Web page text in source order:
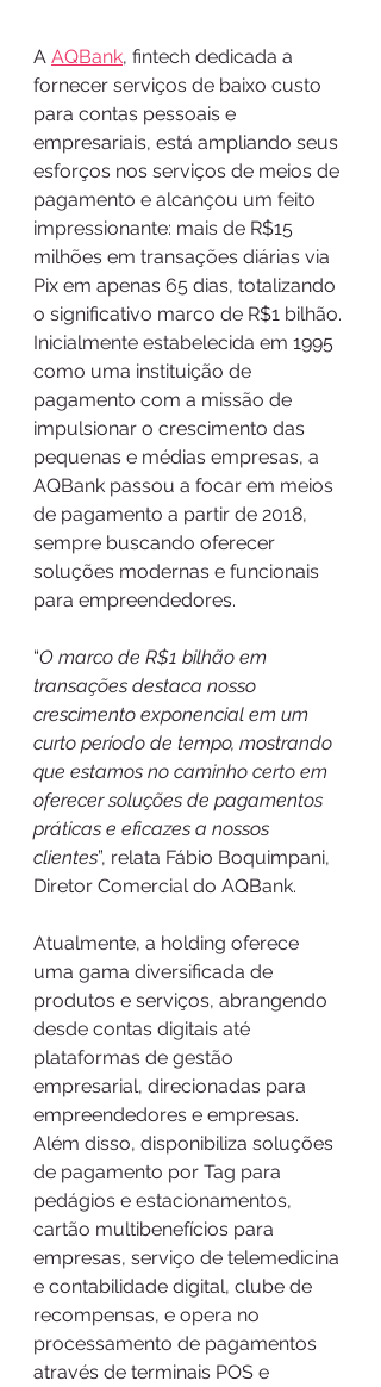
A AQBank, fintech dedicada a
fornecer serviços de baixo custo
para contas pessoais e
empresariais, está ampliando seus
esforços nos serviços de meios de
pagamento e alcançou um feito
impressionante: mais de R$15
milhões em transações diárias via
Pix em apenas 65 dias, totalizando
o significativo marco de R$1 bilhão.
Inicialmente estabelecida em 1995
como uma instituição de
pagamento com a missão de
impulsionar o crescimento das
pequenas e médias empresas, a
AQBank passou a focar em meios
de pagamento a partir de 2018,
sempre buscando oferecer
soluções modernas e funcionais
para empreendedores.
“O marco de R$1 bilhão em
transações destaca nosso
crescimento exponencial em um
curto período de tempo, mostrando
que estamos no caminho certo em
oferecer soluções de pagamentos
práticas e eficazes a nossos
clientes”, relata Fábio Boquimpani,
Diretor Comercial do AQBank.
Atualmente, a holding oferece
uma gama diversificada de
produtos e serviços, abrangendo
desde contas digitais até
plataformas de gestão
empresarial, direcionadas para
empreendedores e empresas.
Além disso, disponibiliza soluções
de pagamento por Tag para
pedágios e estacionamentos,
cartão multibenefícios para
empresas, serviço de telemedicina
e contabilidade digital, clube de
recompensas, e opera no
processamento de pagamentos
através de terminais POS e